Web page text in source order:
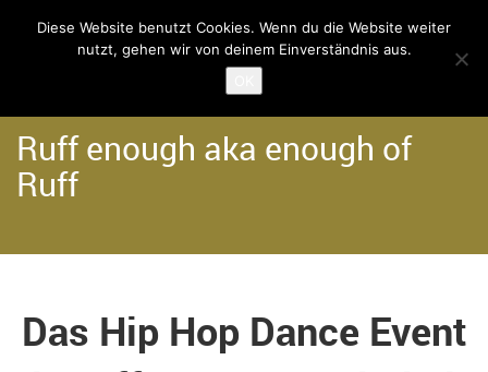
Angebote Hip Hop Projekte
Ruff enough aka enough of
Ruff
Das Hip Hop Dance Event
Diese Website benutzt Cookies. Wenn du die Website weiter
nutzt, gehen wir von deinem Einverständnis aus.